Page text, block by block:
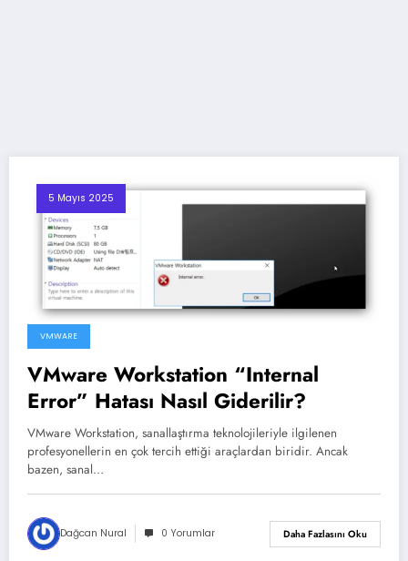
5 Mayıs 2025
VMWARE
VMware Workstation “Internal
Error” Hatası Nasıl Giderilir?
VMware Workstation, sanallaştırma teknolojileriyle ilgilenen
profesyonellerin en çok tercih ettiği araçlardan biridir. Ancak
bazen, sanal…
Dağcan Nural 0 Yorumlar Daha Fazlasını Oku